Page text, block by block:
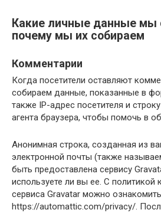
Какие личные данные мы
почему мы их собираем
Комментарии
Когда посетители оставляют
собираем данные, показанные в
также IP-адрес посетителя и
агента браузера, чтобы помочь в
Анонимная строка, созданная из
электронной почты (также
быть предоставлена ​​сервису
используете ли вы ее. С политикой
сервиса Gravatar можно
https://automattic.com/privacy/.